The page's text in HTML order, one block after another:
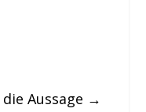
Aussage →